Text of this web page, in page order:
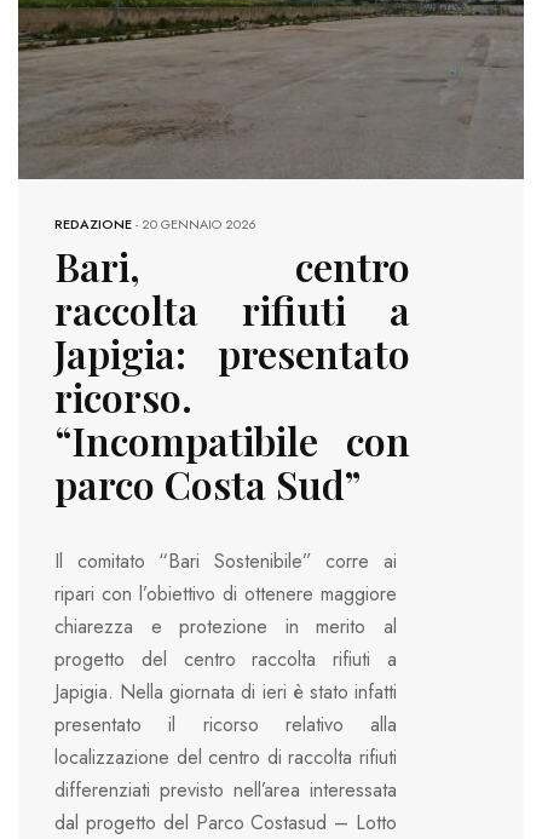
REDAZIONE-20 GENNAIO 2026
Bari, centro
raccolta rifiuti a
Japigia: presentato
ricorso.
“Incompatibile con
parco Costa Sud”
Il comitato “Bari Sostenibile” corre ai
ripari con l’obiettivo di ottenere maggiore
chiarezza e protezione in merito al
progetto del centro raccolta rifiuti a
Japigia. Nella giornata di ieri è stato infatti
presentato il ricorso relativo alla
localizzazione del centro di raccolta rifiuti
differenziati previsto nell’area interessata
dal progetto del Parco Costasud – Lotto